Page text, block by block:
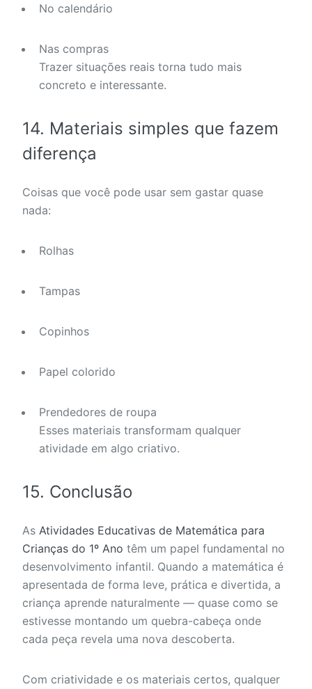
No calendário
Nas compras
Trazer situações reais torna tudo mais
concreto e interessante.
14. Materiais simples que fazem
diferença
Coisas que você pode usar sem gastar quase
nada:
Rolhas
Tampas
Copinhos
Papel colorido
Prendedores de roupa
Esses materiais transformam qualquer
atividade em algo criativo.
15. Conclusão
As Atividades Educativas de Matemática para
Crianças do 1º Ano têm um papel fundamental no
desenvolvimento infantil. Quando a matemática é
apresentada de forma leve, prática e divertida, a
criança aprende naturalmente — quase como se
estivesse montando um quebra-cabeça onde
cada peça revela uma nova descoberta.
Com criatividade e os materiais certos, qualquer